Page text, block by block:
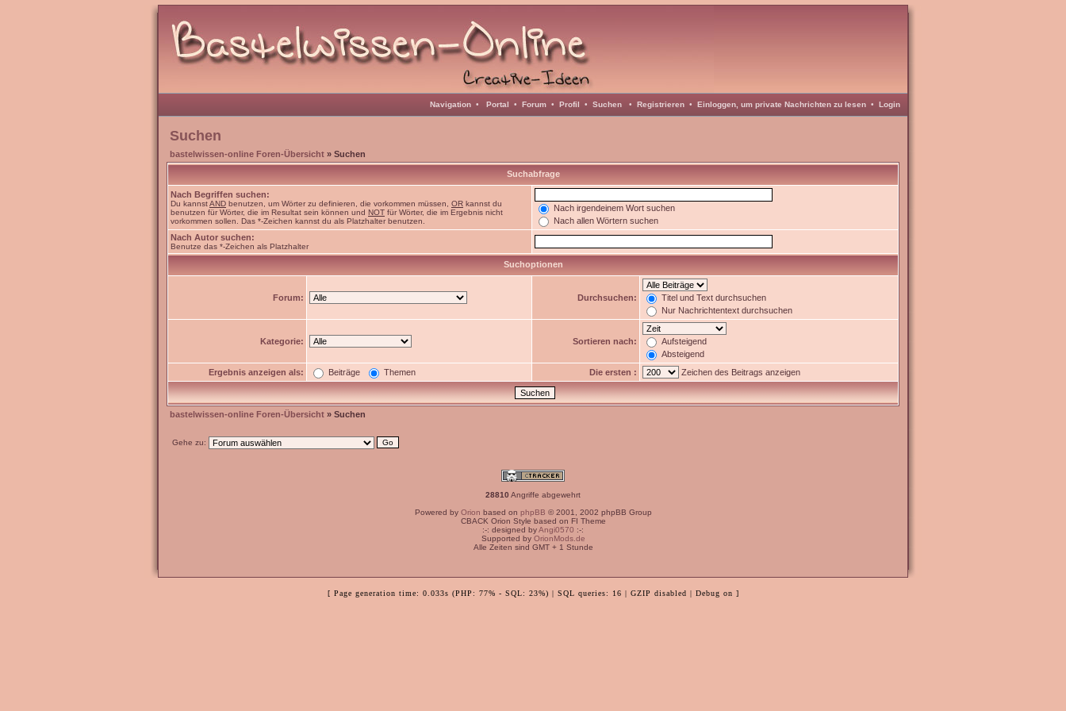
Navigation • Portal • Forum • Profil • Suchen • Registrieren • Einloggen, um private Nachrichten zu lesen • Login
Suchen
bastelwissen-online Foren-Übersicht » Suchen
Suchabfrage
Nach Begriffen suchen:
Du kannstAND benutzen, um Wörter zu definieren, die vorkommen müssen, OR kannst du
benutzen für Wörter, die im Resultat sein können und NOT für Wörter, die im Ergebnis nicht
vorkommen sollen. Das *-Zeichen kannst du als Platzhalter benutzen.
Nach irgendeinem Wort suchen
Nach allen Wörtern suchen
Nach Autor suchen:
Benutze das *-Zeichen als Platzhalter
Suchoptionen
Forum: Durchsuchen:
Titel und Text durchsuchen
Nur Nachrichtentext durchsuchen
Kategorie: Sortieren nach:
Aufsteigend
Absteigend
Ergebnis anzeigen als:
Beiträge Themen Die ersten : Zeichen des Beitrags anzeigen
bastelwissen-online Foren-Übersicht » Suchen
Gehe zu:
28810 Angriffe abgewehrt
Powered by Orion based on phpBB © 2001, 2002 phpBB Group
CBACK Orion Style based on FI Theme
:-: designed byAngi0570 :-:
Supported by OrionMods.de
Alle Zeiten sind GMT + 1 Stunde
[ Page generation time: 0.033s (PHP: 77% - SQL: 23%) | SQL queries: 16 | GZIP disabled | Debug on ]